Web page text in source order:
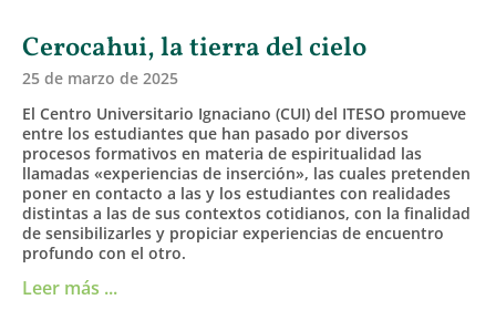
Cerocahui, la tierra del cielo
25 de marzo de 2025
El Centro Universitario Ignaciano (CUI) del ITESO promueve
entre los estudiantes que han pasado por diversos
procesos formativos en materia de espiritualidad las
llamadas «experiencias de inserción», las cuales pretenden
poner en contacto a las y los estudiantes con realidades
distintas a las de sus contextos cotidianos, con la finalidad
de sensibilizarles y propiciar experiencias de encuentro
profundo con el otro.
Leer más ...